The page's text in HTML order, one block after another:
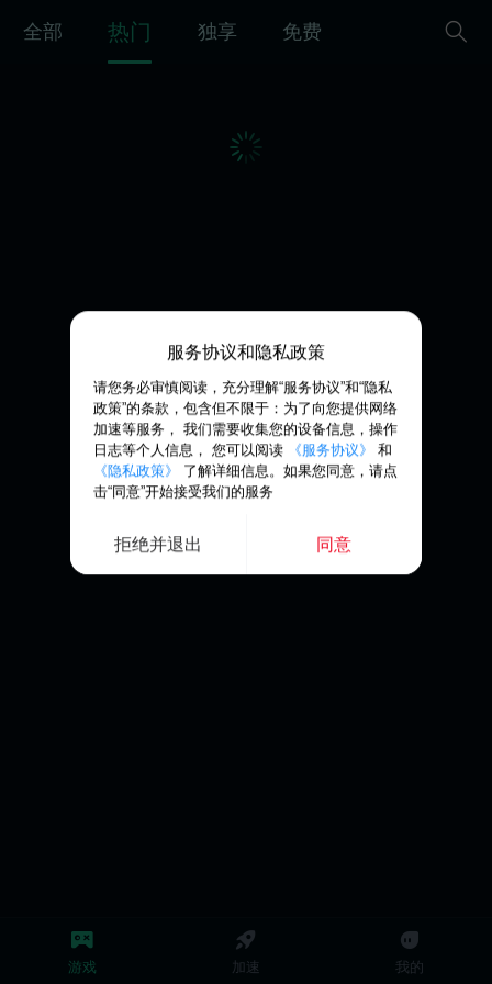
全部 热门 独享 免费
服务协议和隐私政策
请您务必审慎阅读，充分理解“服务协议”和“隐私
政策”的条款，包含但不限于：为了向您提供网络
加速等服务， 我们需要收集您的设备信息，操作
日志等个人信息， 您可以阅读
《服务协议》
和
《隐私政策》
了解详细信息。如果您同意，请点
击“同意”开始接受我们的服务
拒绝并退出 同意
游戏 加速 我的